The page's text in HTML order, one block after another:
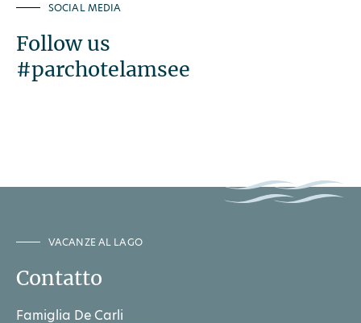
SOCIAL MEDIA
Follow us
#parchotelamsee
VACANZE AL LAGO
Contatto
Famiglia De Carli